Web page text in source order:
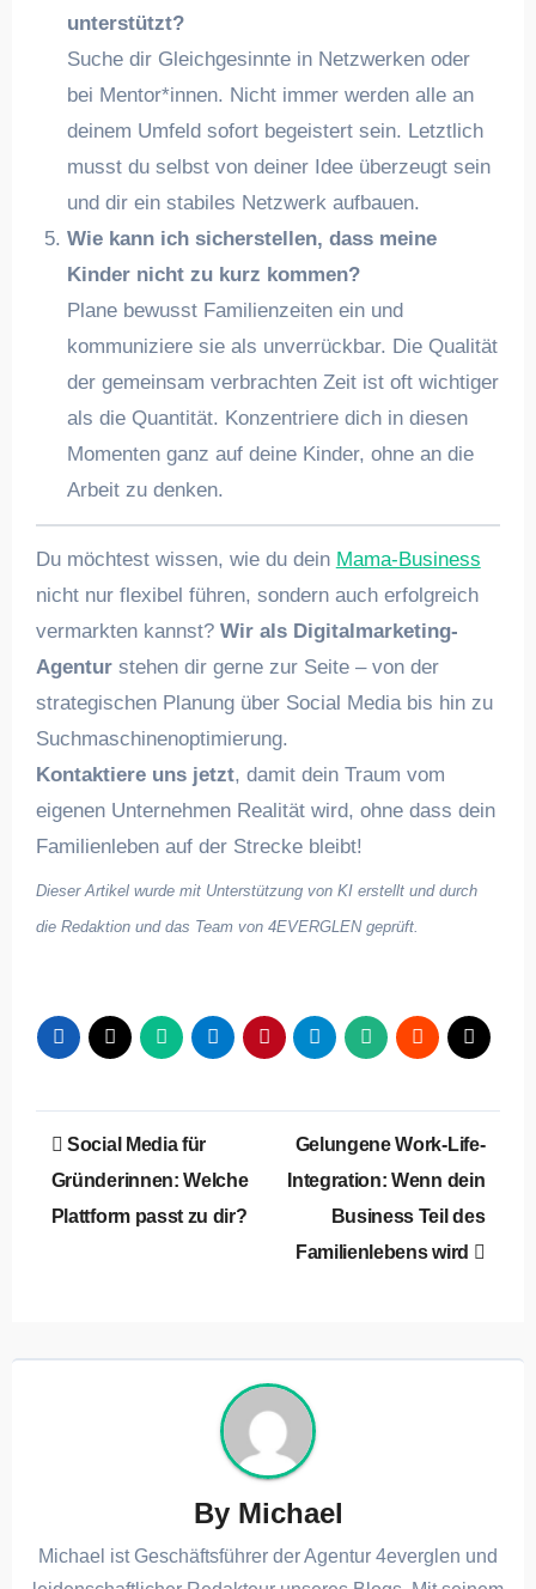
unterstützt?
Suche dir Gleichgesinnte in Netzwerken oder
bei Mentor*innen. Nicht immer werden alle an
deinem Umfeld sofort begeistert sein. Letztlich
musst du selbst von deiner Idee überzeugt sein
und dir ein stabiles Netzwerk aufbauen.
Wie kann ich sicherstellen, dass meine
Kinder nicht zu kurz kommen?
Plane bewusst Familienzeiten ein und
kommuniziere sie als unverrückbar. Die Qualität
der gemeinsam verbrachten Zeit ist oft wichtiger
als die Quantität. Konzentriere dich in diesen
Momenten ganz auf deine Kinder, ohne an die
Arbeit zu denken.
Du möchtest wissen, wie du dein Mama-Business
nicht nur flexibel führen, sondern auch erfolgreich
vermarkten kannst? Wir als Digitalmarketing-
Agenturstehen dir gerne zur Seite – von der
strategischen Planung über Social Media bis hin zu
Suchmaschinenoptimierung.
Kontaktiere uns jetzt, damit dein Traum vom
eigenen Unternehmen Realität wird, ohne dass dein
Familienleben auf der Strecke bleibt!
Dieser Artikel wurde mit Unterstützung von KI erstellt und durch
die Redaktion und das Team von 4EVERGLEN geprüft.
Beitragsnavigation
Social Media für
Gründerinnen: Welche
Plattform passt zu dir?
Gelungene Work-Life-
Integration: Wenn dein
Business Teil des
Familienlebens wird
By Michael
Michael ist Geschäftsführer der Agentur 4everglen und